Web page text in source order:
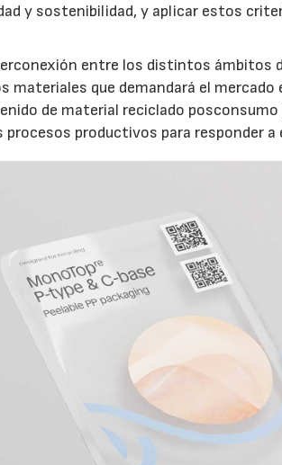
y sostenibilidad, y aplicar estos
entre los distintos ámbitos
materiales que demandará el
de material reciclado posconsumo
procesos productivos para responder a
23/07/2026